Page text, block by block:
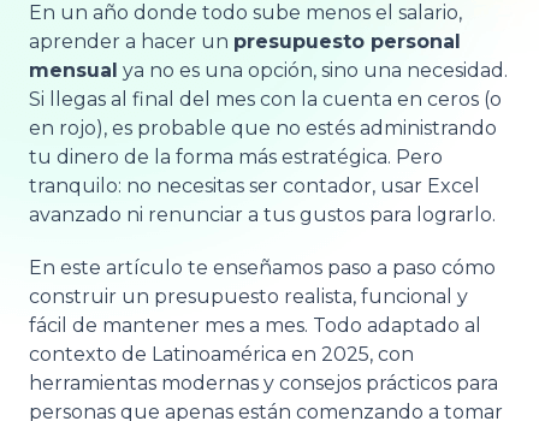
En un año donde todo sube menos el salario,
aprender a hacer un presupuesto personal
mensual ya no es una opción, sino una necesidad.
Si llegas al final del mes con la cuenta en ceros (o
en rojo), es probable que no estés administrando
tu dinero de la forma más estratégica. Pero
tranquilo: no necesitas ser contador, usar Excel
avanzado ni renunciar a tus gustos para lograrlo.
En este artículo te enseñamos paso a paso cómo
construir un presupuesto realista, funcional y
fácil de mantener mes a mes. Todo adaptado al
contexto de Latinoamérica en 2025, con
herramientas modernas y consejos prácticos para
personas que apenas están comenzando a tomar